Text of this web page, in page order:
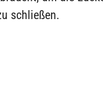
schließen.